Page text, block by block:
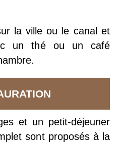
la ville ou le canal et
un thé ou un café
et un petit-déjeuner
sont proposés à la